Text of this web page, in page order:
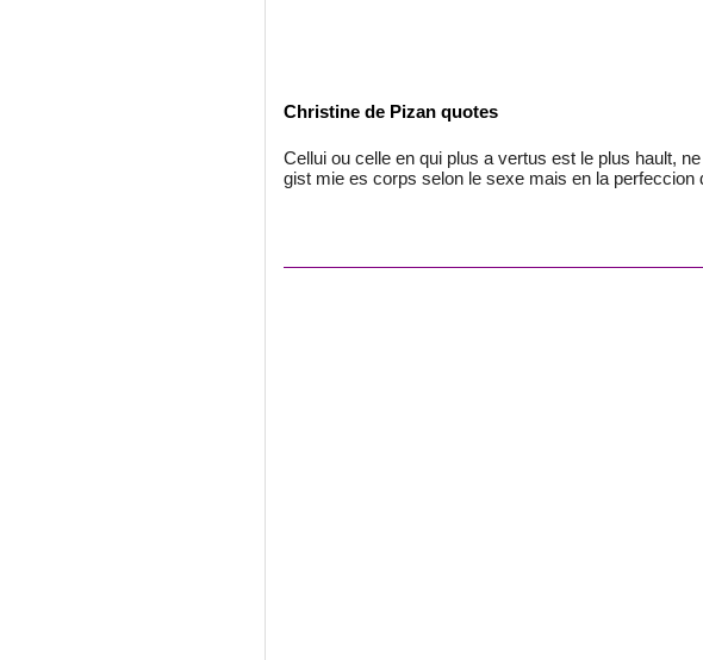
Christine de Pizan quotes
Cellui ou celle en qui plus a vertus est le plus hault,
gist mie es corps selon le sexe mais en la perfeccion